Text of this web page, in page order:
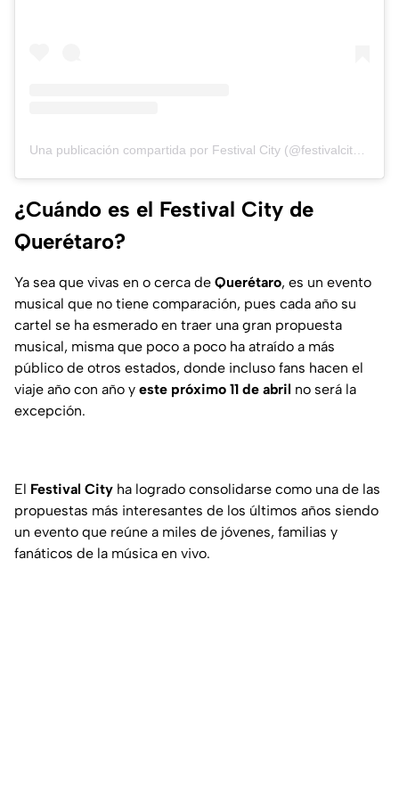
¿Cuándo es el Festival City de
Querétaro?
Ya sea que vivas en o cerca de Querétaro, es un evento
musical que no tiene comparación, pues cada año su
cartel se ha esmerado en traer una gran propuesta
musical, misma que poco a poco ha atraído a más
público de otros estados, donde incluso fans hacen el
viaje año con año y este próximo 11 de abril no será la
excepción.
El Festival City ha logrado consolidarse como una de las
propuestas más interesantes de los últimos años siendo
un evento que reúne a miles de jóvenes, familias y
fanáticos de la música en vivo.